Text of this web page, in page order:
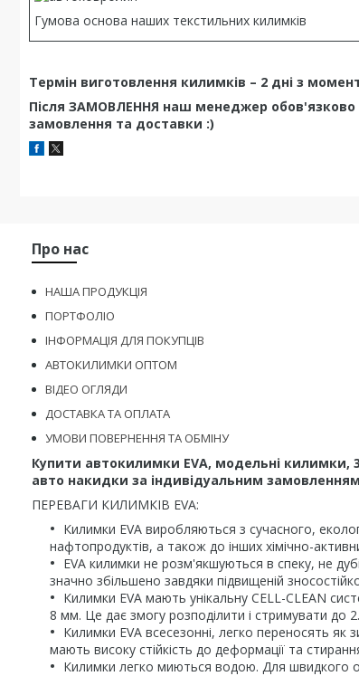
Гумова основа наших текстильних килимків
Термін виготовлення килимків – 2 дні з
Після ЗАМОВЛЕННЯ наш менеджер
замовлення та доставки :)
Про нас
НАША ПРОДУКЦІЯ
ПОРТФОЛІО
ІНФОРМАЦІЯ ДЛЯ ПОКУПЦІВ
АВТОКИЛИМКИ ОПТОМ
ВІДЕО ОГЛЯДИ
ДОСТАВКА ТА ОПЛАТА
УМОВИ ПОВЕРНЕННЯ ТА ОБМІНУ
Купити автокилимки EVA, модельні
авто накидки за індивідуальним
ПЕРЕВАГИ КИЛИМКІВ EVA:
Килимки EVA виробляються з сучасного,
нафтопродуктів, а також до інших хімічно-
EVA килимки не розм'якшуються в спеку, не
значно збільшено завдяки підвищеній
Килимки EVA мають унікальну CELL-CLEAN
8 мм. Це дає змогу розподілити і стримувати до
Килимки EVA всесезонні, легко переносять
мають високу стійкість до деформації та
Килимки легко миються водою. Для швидкого